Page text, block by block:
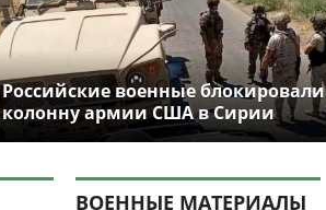
Российские военные блокировали
колонну армии США в Сирии
ВОЕННЫЕ МАТЕРИАЛЫ